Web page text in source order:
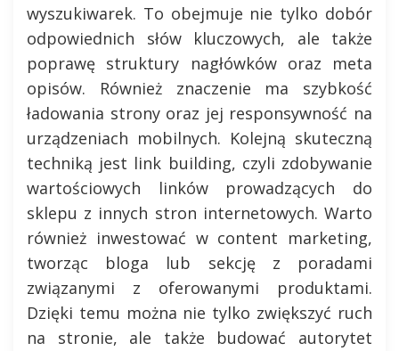
wyszukiwarek. To obejmuje nie tylko dobór
odpowiednich słów kluczowych, ale także
poprawę struktury nagłówków oraz meta
opisów. Również znaczenie ma szybkość
ładowania strony oraz jej responsywność na
urządzeniach mobilnych. Kolejną skuteczną
techniką jest link building, czyli zdobywanie
wartościowych linków prowadzących do
sklepu z innych stron internetowych. Warto
również inwestować w content marketing,
tworząc bloga lub sekcję z poradami
związanymi z oferowanymi produktami.
Dzięki temu można nie tylko zwiększyć ruch
na stronie, ale także budować autorytet